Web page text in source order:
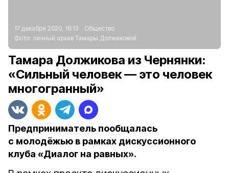
17 декабря 2020, 16:13
Общество
Фото: личный архив Тамары Должиковой
Тамара Должикова из Чернянки:
«Сильный человек — это человек
многогранный»
Предприниматель пообщалась
с молодёжью в рамках дискуссионного
клуба «Диалог на равных».